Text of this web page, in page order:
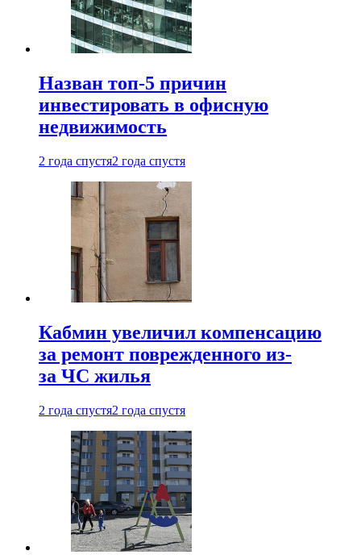
Назван топ-5 причин
инвестировать в офисную
недвижимость
2 года спустя2 года спустя
Кабмин увеличил компенсацию
за ремонт поврежденного из-
за ЧС жилья
2 года спустя2 года спустя